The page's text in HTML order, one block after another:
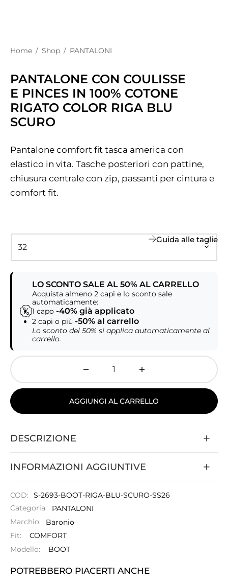
Home / Shop / PANTALONI
PANTALONE CON COULISSE
E PINCES IN 100% COTONE
RIGATO COLOR RIGA BLU
SCURO
Pantalone comfort fit tasca america con
elastico in vita. Tasche posteriori con pattine,
chiusura centrale con zip, passanti per cintura e
comfort fit.
Guida alle taglie
LO SCONTO SALE AL 50% AL CARRELLO
Acquista almeno 2 capi e lo sconto sale
automaticamente:
1 capo -40% già applicato
2 capi o più -50% al carrello
Lo sconto del 50% si applica automaticamente al
carrello.
AGGIUNGI AL CARRELLO
DESCRIZIONE
INFORMAZIONI AGGIUNTIVE
Fit:
COMFORT
Modello:
BOOT
COD:
S-2693-BOOT-RIGA-BLU-SCURO-SS26
Categoria:
PANTALONI
Marchio:
Baronio
POTREBBERO PIACERTI ANCHE